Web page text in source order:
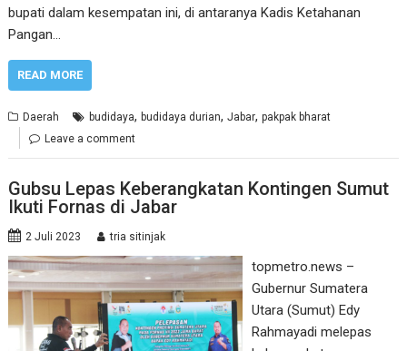
bupati dalam kesempatan ini, di antaranya Kadis Ketahanan
Pangan…
READ MORE
Daerah budidaya,budidaya durian,Jabar,pakpak bharat
Leave a comment
Gubsu Lepas Keberangkatan Kontingen Sumut
Ikuti Fornas di Jabar
2 Juli 2023 tria sitinjak
topmetro.news –
Gubernur Sumatera
Utara (Sumut) Edy
Rahmayadi melepas